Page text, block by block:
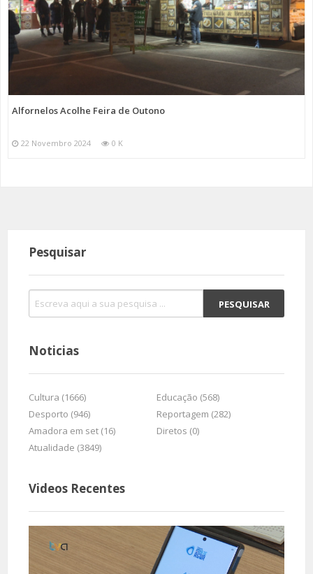
Alfornelos Acolhe Feira de Outono
22 Novembro 2024 0 K
Pesquisar
Noticias
Cultura (1666)
Educação (568)
Desporto (946)
Reportagem (282)
Amadora em set (16)
Diretos (0)
Atualidade (3849)
Videos Recentes